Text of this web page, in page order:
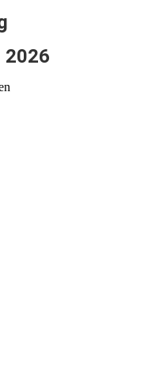
2026